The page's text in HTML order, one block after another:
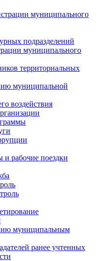
муниципального
подразделений
муниципального
территориальных
муниципальной
воздействия
рабочие поездки
муниципальным
ранее учтенных